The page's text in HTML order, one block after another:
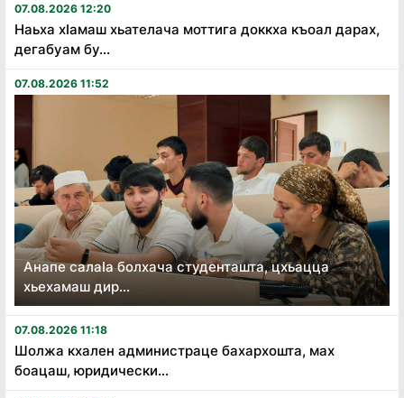
07.08.2026 12:20
Наьха хӏамаш хьателача моттига доккха къоал дарах,
дегабуам бу...
07.08.2026 11:52
Анапе салаӏа болхача студенташта, цхьацца
хьехамаш дир...
07.08.2026 11:18
Шолжа кхален администраце бахархошта, мах
боацаш, юридически...